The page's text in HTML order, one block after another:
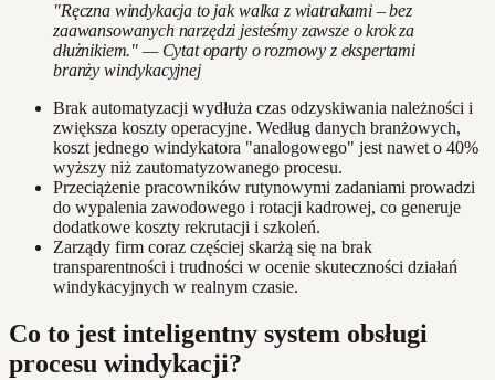
"Ręczna windykacja to jak walka z wiatrakami – bez
zaawansowanych narzędzi jesteśmy zawsze o krok za
dłużnikiem." — Cytat oparty o rozmowy z ekspertami
branży windykacyjnej
Brak automatyzacji wydłuża czas odzyskiwania należności i
zwiększa koszty operacyjne. Według danych branżowych,
koszt jednego windykatora "analogowego" jest nawet o 40%
wyższy niż zautomatyzowanego procesu.
Przeciążenie pracowników rutynowymi zadaniami prowadzi
do wypalenia zawodowego i rotacji kadrowej, co generuje
dodatkowe koszty rekrutacji i szkoleń.
Zarządy firm coraz częściej skarżą się na brak
transparentności i trudności w ocenie skuteczności działań
windykacyjnych w realnym czasie.
Co to jest inteligentny system obsługi
procesu windykacji?